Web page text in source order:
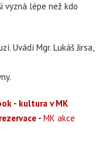
vyzná lépe než kdo
Uvádí Mgr. Lukáš Jirsa,
- kultura v MK
- MK akce